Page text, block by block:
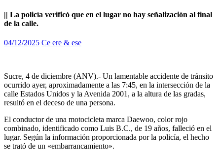
|| La policía verificó que en el lugar no hay señalización al final
de la calle.
04/12/2025 Ce ere & ese
Sucre, 4 de diciembre (ANV).- Un lamentable accidente de tránsito
ocurrido ayer, aproximadamente a las 7:45, en la intersección de la
calle Estados Unidos y la Avenida 2001, a la altura de las gradas,
resultó en el deceso de una persona.
El conductor de una motocicleta marca Daewoo, color rojo
combinado, identificado como Luis B.C., de 19 años, falleció en el
lugar. Según la información proporcionada por la policía, el hecho
se trató de un «embarrancamiento».